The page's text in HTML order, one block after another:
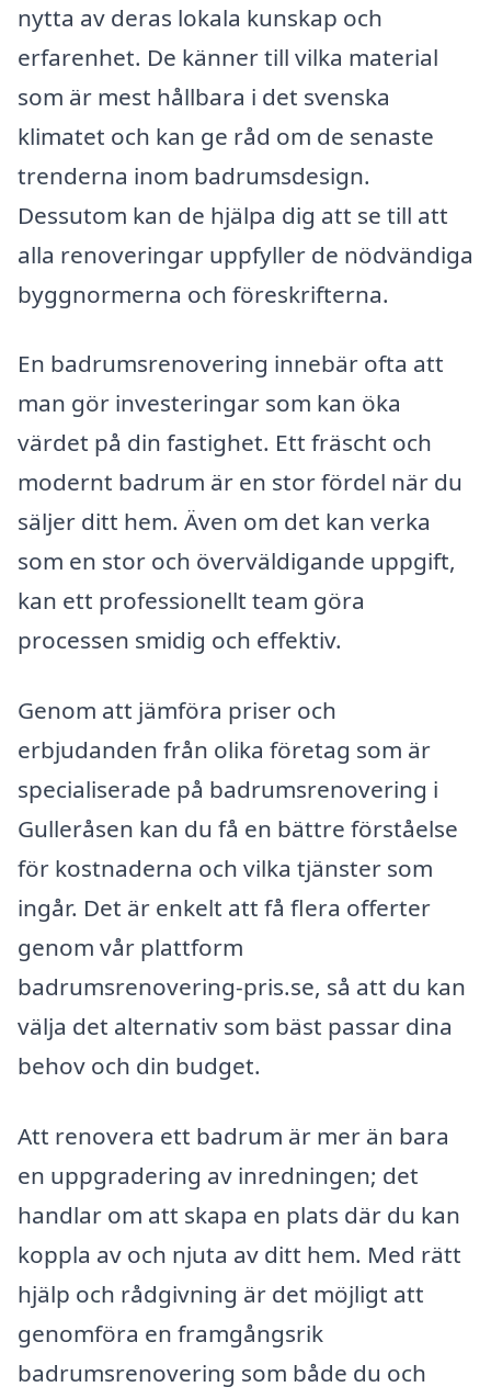
nytta av deras lokala kunskap och
erfarenhet. De känner till vilka material
som är mest hållbara i det svenska
klimatet och kan ge råd om de senaste
trenderna inom badrumsdesign.
Dessutom kan de hjälpa dig att se till att
alla renoveringar uppfyller de nödvändiga
byggnormerna och föreskrifterna.
En badrumsrenovering innebär ofta att
man gör investeringar som kan öka
värdet på din fastighet. Ett fräscht och
modernt badrum är en stor fördel när du
säljer ditt hem. Även om det kan verka
som en stor och överväldigande uppgift,
kan ett professionellt team göra
processen smidig och effektiv.
Genom att jämföra priser och
erbjudanden från olika företag som är
specialiserade på badrumsrenovering i
Gulleråsen kan du få en bättre förståelse
för kostnaderna och vilka tjänster som
ingår. Det är enkelt att få flera offerter
genom vår plattform
badrumsrenovering-pris.se, så att du kan
välja det alternativ som bäst passar dina
behov och din budget.
Att renovera ett badrum är mer än bara
en uppgradering av inredningen; det
handlar om att skapa en plats där du kan
koppla av och njuta av ditt hem. Med rätt
hjälp och rådgivning är det möjligt att
genomföra en framgångsrik
badrumsrenovering som både du och